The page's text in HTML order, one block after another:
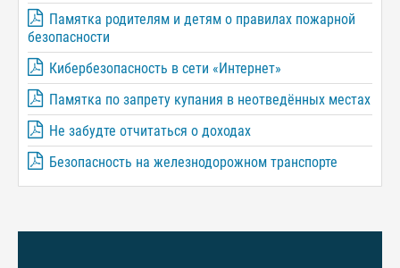
Памятка родителям и детям о правилах пожарной
безопасности
Кибербезопасность в сети «Интернет»
Памятка по запрету купания в неотведённых местах
Не забудте отчитаться о доходах
Безопасность на железнодорожном транспорте